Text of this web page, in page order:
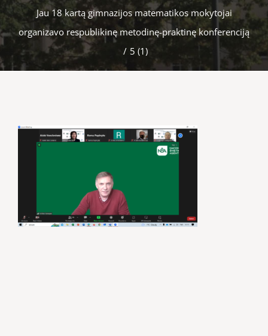
Jau 18 kartą gimnazijos matematikos mokytojai
organizavo respublikinę metodinę-praktinę konferenciją
/ 5 (1)